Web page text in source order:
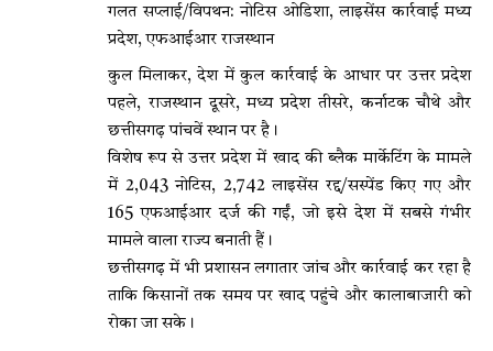
गलत सप्लाई/विपथन: नोटिस ओडिशा, लाइसेंस कार्रवाई मध्य
प्रदेश, एफआईआर राजस्थान
कुल मिलाकर, देश में कुल कार्रवाई के आधार पर उत्तर प्रदेश
पहले, राजस्थान दूसरे, मध्य प्रदेश तीसरे, कर्नाटक चौथे और
छत्तीसगढ़ पांचवें स्थान पर है।
विशेष रूप से उत्तर प्रदेश में खाद की ब्लैक मार्केटिंग के मामले
में 2,043 नोटिस, 2,742 लाइसेंस रद्द/सस्पेंड किए गए और
165 एफआईआर दर्ज की गईं, जो इसे देश में सबसे गंभीर
मामले वाला राज्य बनाती हैं।
छत्तीसगढ़ में भी प्रशासन लगातार जांच और कार्रवाई कर रहा है
ताकि किसानों तक समय पर खाद पहुंचे और कालाबाजारी को
रोका जा सके।